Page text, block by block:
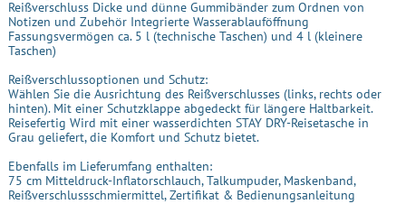
Reißverschluss Dicke und dünne Gummibänder zum Ordnen von
Notizen und Zubehör Integrierte Wasserablauföffnung
Fassungsvermögen ca. 5 l (technische Taschen) und 4 l (kleinere
Taschen)
Reißverschlussoptionen und Schutz:
Wählen Sie die Ausrichtung des Reißverschlusses (links, rechts oder
hinten). Mit einer Schutzklappe abgedeckt für längere Haltbarkeit.
Reisefertig Wird mit einer wasserdichten STAY DRY-Reisetasche in
Grau geliefert, die Komfort und Schutz bietet.
Ebenfalls im Lieferumfang enthalten:
75 cm Mitteldruck-Inflatorschlauch, Talkumpuder, Maskenband,
Reißverschlussschmiermittel, Zertifikat & Bedienungsanleitung